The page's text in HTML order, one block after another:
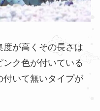
が高くその長さは
ク色が付いている
付いて無いタイプが